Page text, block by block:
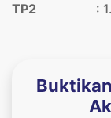
TP2 :